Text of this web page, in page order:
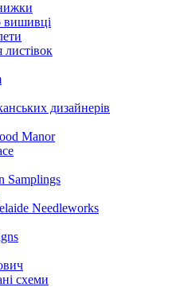
вишивці
листівок
дизайнерів
Manor
Samplings
Needleworks
схеми